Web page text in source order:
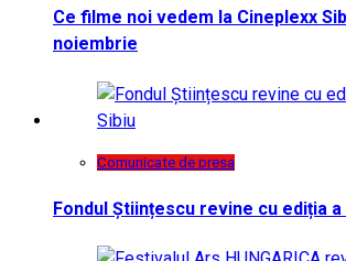
Ce filme noi vedem la Cineplexx
noiembrie
Comunicate de presa
Fondul Științescu revine cu ediția a